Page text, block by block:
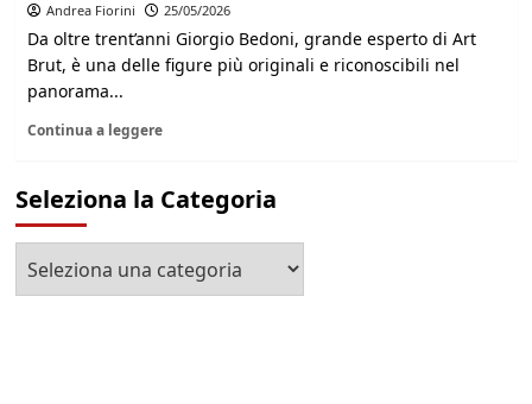
Andrea Fiorini 25/05/2026
Da oltre trent’anni Giorgio Bedoni, grande esperto di Art
Brut, è una delle figure più originali e riconoscibili nel
panorama...
Continua a leggere
Seleziona la Categoria
la